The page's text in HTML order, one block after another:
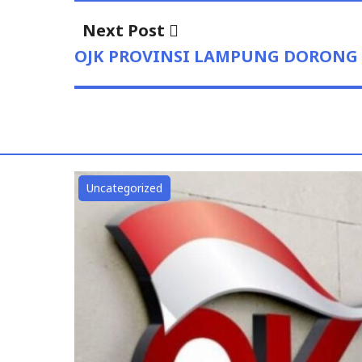
Next Post
post:
OJK PROVINSI LAMPUNG
Uncategorized